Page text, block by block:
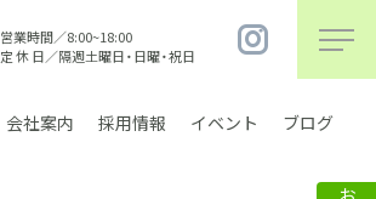
営業時間／8:00~18:00
定 休 日／隔週土曜日・日曜・祝日
会社案内 採用情報 イベント ブログ